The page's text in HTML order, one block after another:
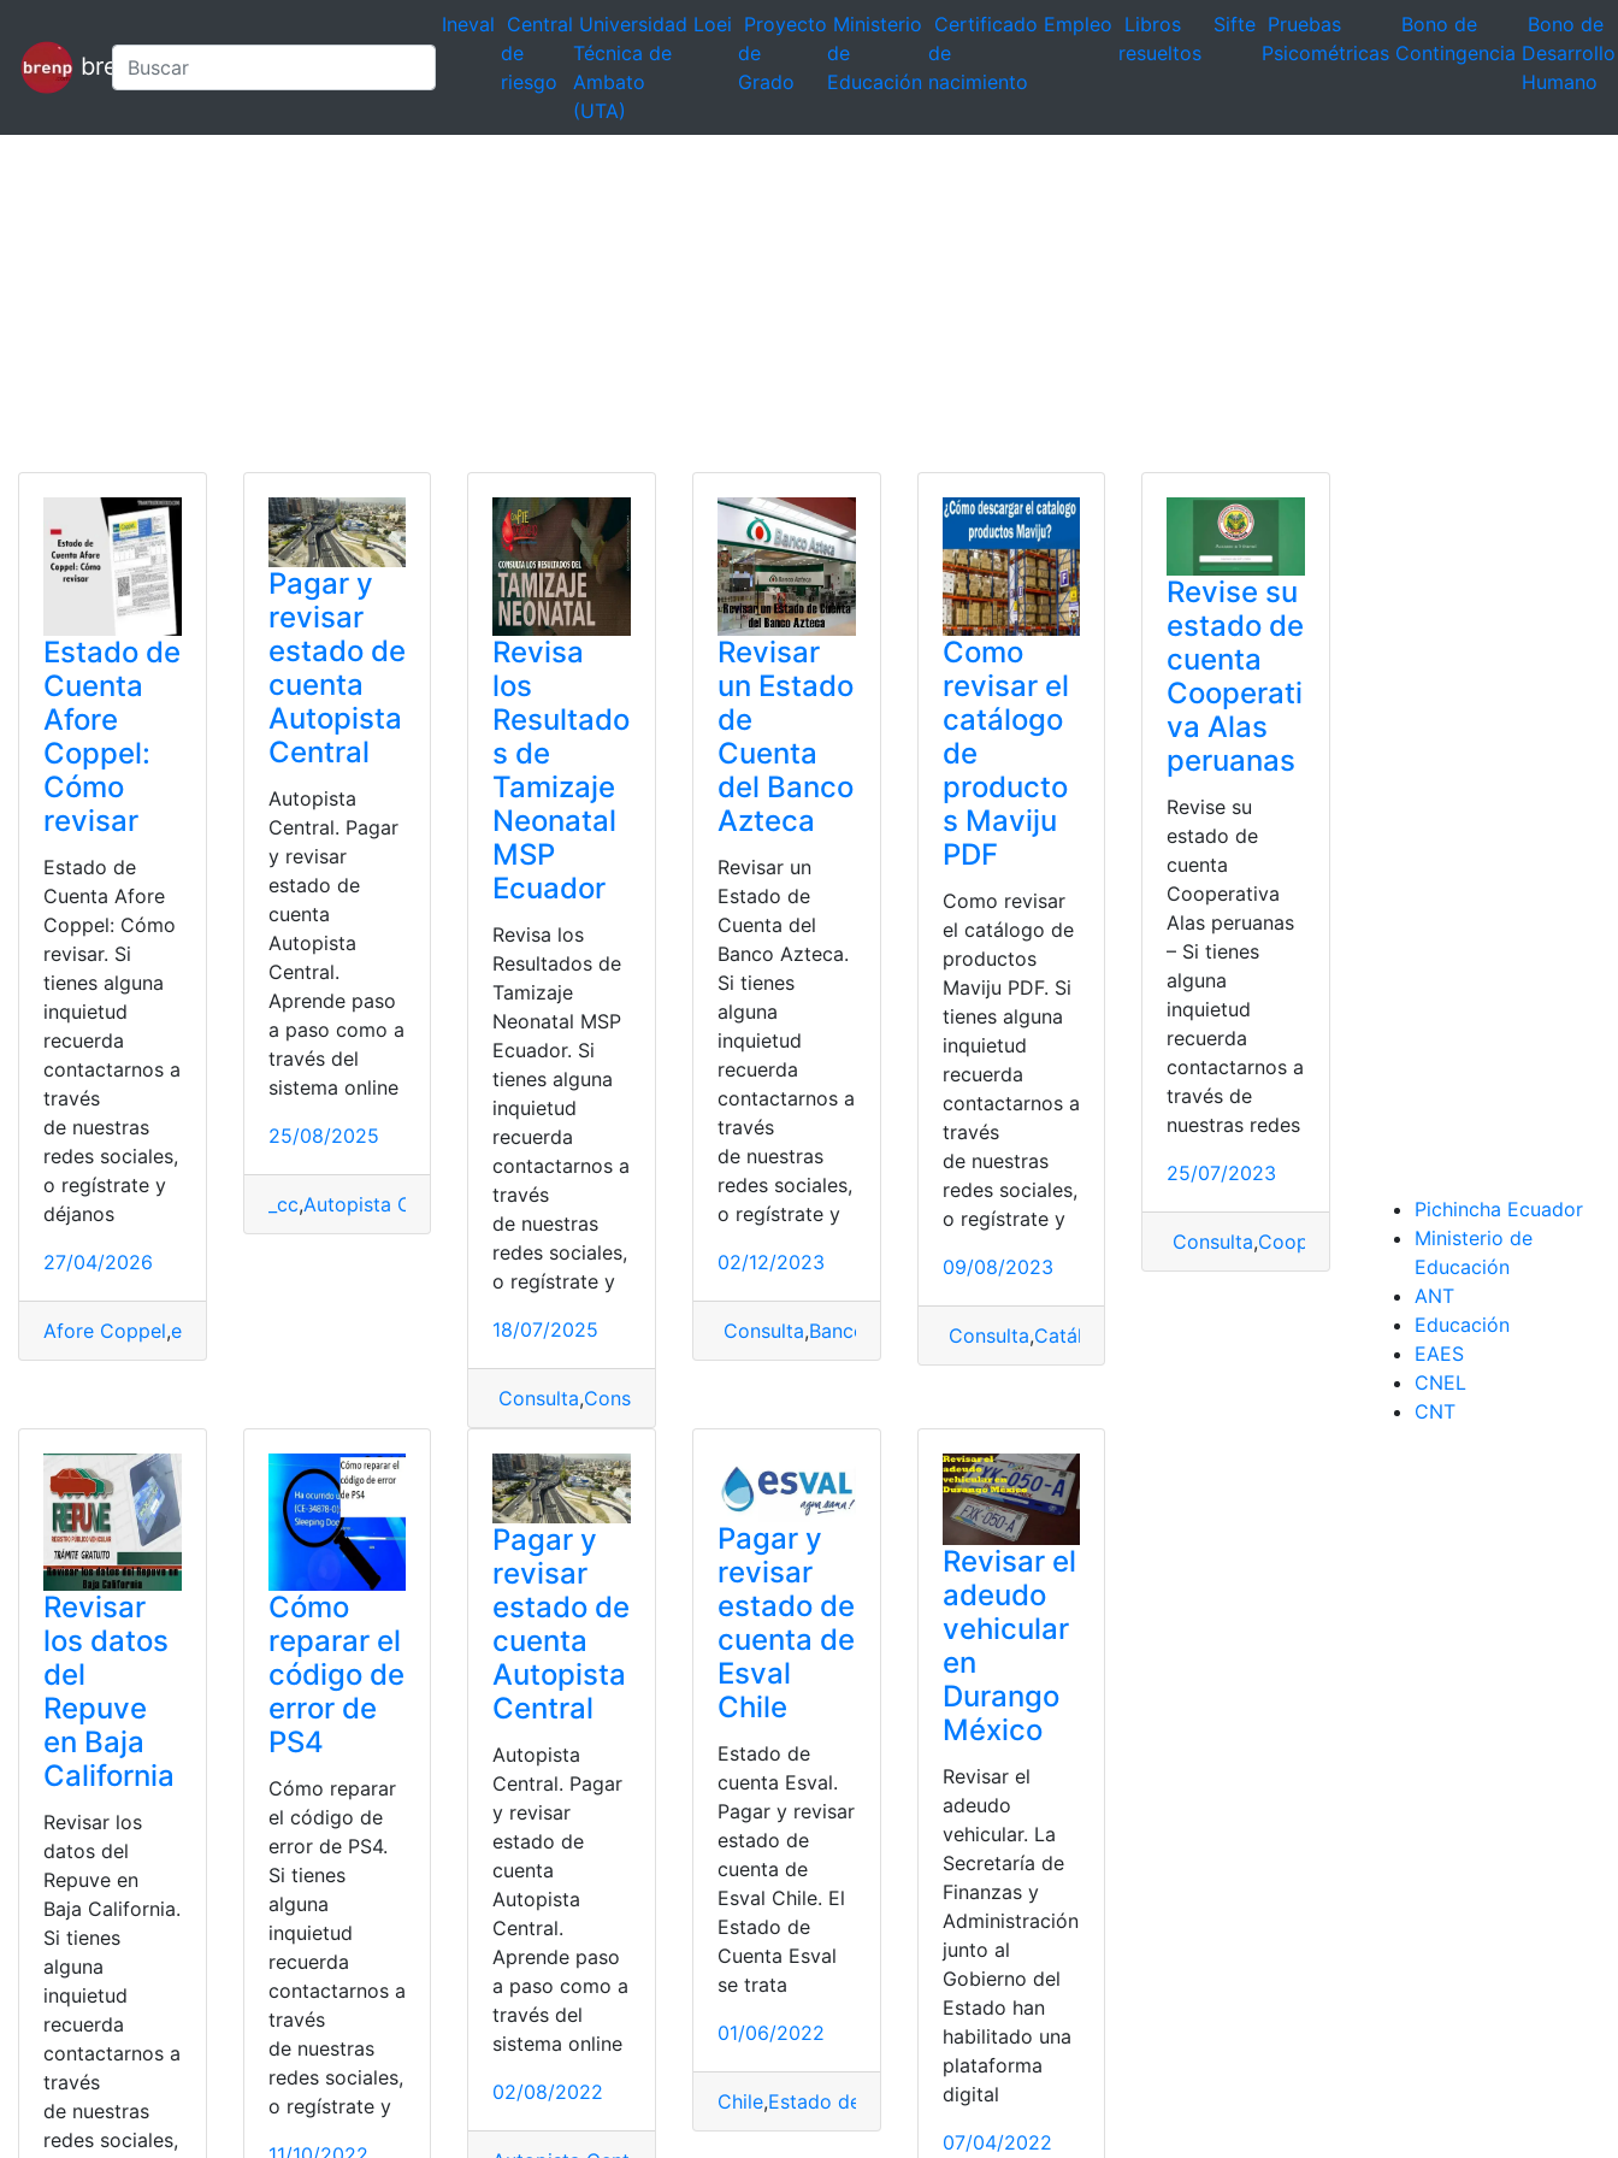
brenp
Ineval Central
de
riesgo
Universidad
Técnica de
Ambato
(UTA)
Loei Proyecto
de
Grado
Ministerio
de
Educación
Certificado
de
nacimiento
Empleo Libros
resueltos
Sifte Pruebas
Psicométricas
Bono de
Contingencia
Bono de
Desarrollo
Humano
Estado de
Cuenta
Afore
Coppel:
Cómo
revisar
Estado de
Cuenta Afore
Coppel: Cómo
revisar. Si
tienes alguna
inquietud
recuerda
contactarnos a
través
de nuestras
redes sociales,
o regístrate y
déjanos
27/04/2026
Afore Coppel,estado Estado de Cuenta Afore Coppel Revisar
Pagar y
revisar
estado de
cuenta
Autopista
Central
Autopista
Central. Pagar
y revisar
estado de
cuenta
Autopista
Central.
Aprende paso
a paso como a
través del
sistema online
25/08/2025
_cc,Autopista Central Chile,Estado de cuenta Pagar ,Revisar
Revisa
los
Resultado
s de
Tamizaje
Neonatal
MSP
Ecuador
Revisa los
Resultados de
Tamizaje
Neonatal MSP
Ecuador. Si
tienes alguna
inquietud
recuerda
contactarnos a
través
de nuestras
redes sociales,
o regístrate y
18/07/2025
Consulta,Consulta de resultados
Revisar
un Estado
de
Cuenta
del Banco
Azteca
Revisar un
Estado de
Cuenta del
Banco Azteca.
Si tienes
alguna
inquietud
recuerda
contactarnos a
través
de nuestras
redes sociales,
o regístrate y
02/12/2023
Consulta,Banco Azteca Estado de cuenta
Como
revisar el
catálogo
de
producto
s Maviju
PDF
Como revisar
el catálogo de
productos
Maviju PDF. Si
tienes alguna
inquietud
recuerda
contactarnos a
través
de nuestras
redes sociales,
o regístrate y
09/08/2023
Consulta,Catálogo
Revise su
estado de
cuenta
Cooperati
va Alas
peruanas
Revise su
estado de
cuenta
Cooperativa
Alas peruanas
– Si tienes
alguna
inquietud
recuerda
contactarnos a
través de
nuestras redes
25/07/2023
Consulta,Cooperativa estado,Estado de cuenta
Revisar
los datos
del
Repuve
en Baja
California
Revisar los
datos del
Repuve en
Baja California.
Si tienes
alguna
inquietud
recuerda
contactarnos a
través
de nuestras
redes sociales,
Cómo
reparar el
código de
error de
PS4
Cómo reparar
el código de
error de PS4.
Si tienes
alguna
inquietud
recuerda
contactarnos a
través
de nuestras
redes sociales,
o regístrate y
Pagar y
revisar
estado de
cuenta
Autopista
Central
Autopista
Central. Pagar
y revisar
estado de
cuenta
Autopista
Central.
Aprende paso
a paso como a
través del
sistema online
02/08/2022
Pagar y
revisar
estado de
cuenta de
Esval
Chile
Estado de
cuenta Esval.
Pagar y revisar
estado de
cuenta de
Esval Chile. El
Estado de
Cuenta Esval
se trata
01/06/2022
Chile,Estado de cuenta Esval,Pagar
Revisar el
adeudo
vehicular
en
Durango
México
Revisar el
adeudo
vehicular. La
Secretaría de
Finanzas y
Administración
junto al
Gobierno del
Estado han
habilitado una
plataforma
digital
07/04/2022
Pichincha Ecuador
Ministerio de
Educación
ANT
Educación
EAES
CNEL
CNT